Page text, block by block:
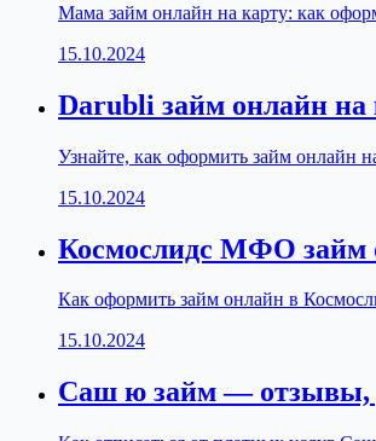
Мама займ онлайн на карту: как
15.10.2024
Darubli займ онлайн на
Узнайте, как оформить займ онлайн
15.10.2024
Космослидс МФО займ
Как оформить займ онлайн в
15.10.2024
Саш ю займ — отзывы,